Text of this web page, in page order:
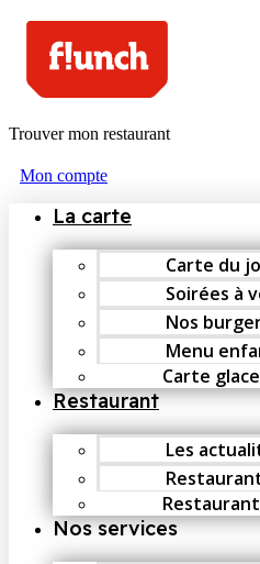
Trouver mon restaurant
Mon compte
La carte
Carte du
Soirées à
Nos
Menu
Carte
Restaurant
Les
Nos services